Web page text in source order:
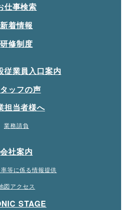
仕事検索
新着情報
研修制度
従業員入口案内
ッフの声
担当者様へ
業務請負
会社案内
等に係る情報提供
図アクセス
STAGE